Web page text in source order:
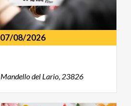
07/08/2026
Mandellodel Lario, 23826